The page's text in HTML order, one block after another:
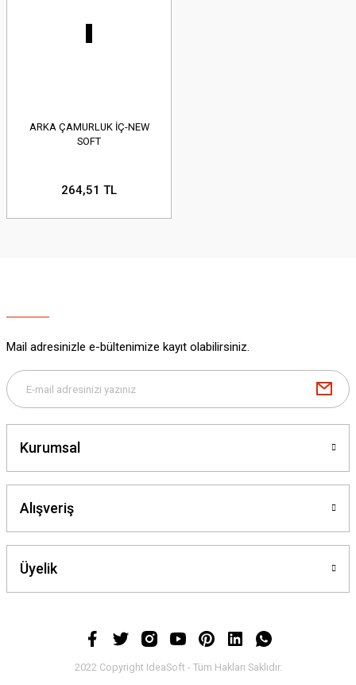
ARKA ÇAMURLUK İÇ-NEW
SOFT
264,51 TL
Mail adresinizle e-bültenimize kayıt olabilirsiniz.
Kurumsal
Alışveriş
Üyelik
2022 Copyright IdeaSoft - Tüm Hakları Saklıdır.